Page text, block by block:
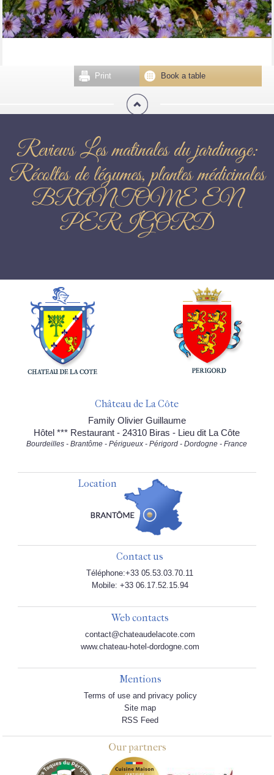
Book a table
Print
Reviews Les matinales du jardinage:
Récoltes de légumes, plantes médicinales
BRANTOME EN
PERIGORD
Château de La Côte
Family Olivier Guillaume
Hôtel *** Restaurant - 24310 Biras - Lieu dit La Côte
Bourdeilles - Brantôme - Périgueux - Périgord - Dordogne - France
Location
Contact us
Téléphone:+33 05.53.03.70.11
Mobile: +33 06.17.52.15.94
Web contacts
contact@chateaudelacote.com
www.chateau-hotel-dordogne.com
Mentions
Terms of use and privacy policy
Site map
RSS Feed
Our partners